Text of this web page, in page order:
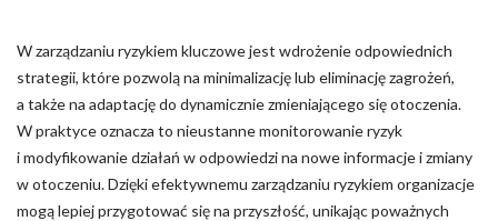
W zarządzaniu ryzykiem kluczowe jest wdrożenie odpowiednich
strategii, które pozwolą na minimalizację lub eliminację zagrożeń,
a także na adaptację do dynamicznie zmieniającego się otoczenia.
W praktyce oznacza to nieustanne monitorowanie ryzyk
i modyfikowanie działań w odpowiedzi na nowe informacje i zmiany
w otoczeniu. Dzięki efektywnemu zarządzaniu ryzykiem organizacje
mogą lepiej przygotować się na przyszłość, unikając poważnych